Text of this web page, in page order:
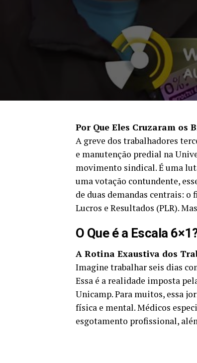
Por Que Eles Cruzaram os
A greve dos trabalhadores
e manutenção predial na
movimento sindical. É uma
uma votação contundente,
de duas demandas centrais: o
Lucros e Resultados (PLR).
O Que é a Escala
A Rotina Exaustiva dos
Imagine trabalhar seis dias
Essa é a realidade imposta
Unicamp. Para muitos, essa
física e mental. Médicos
esgotamento profissional,